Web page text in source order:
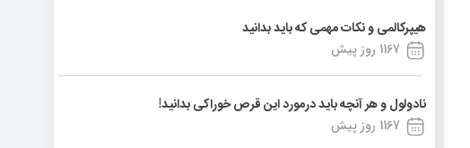
هیپرکالمی و نکات مهمی که باید بدانید
1167 روز پیش
نادولول و هر آنچه باید درمورد این قرص خوراکی بدانید!
1167 روز پیش